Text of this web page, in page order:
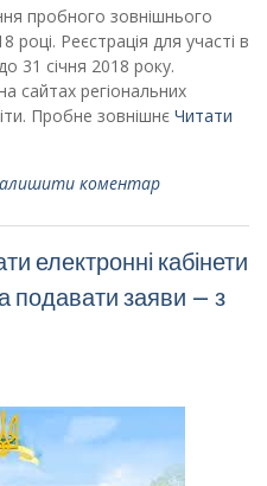
пробного зовнішнього
Реєстрація для участі в
31 січня 2018 року.
сайтах регіональних
Пробне зовнішнє Читати
коментар
електронні кабінети
подавати заяви – з